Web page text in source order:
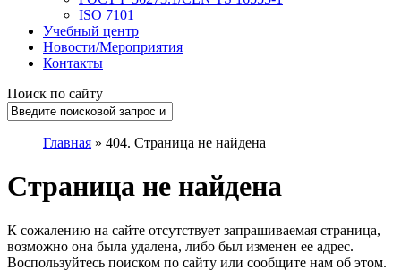
ISO 7101
Учебный центр
Новости/Мероприятия
Контакты
Поиск по сайту
Главная » 404. Страница не найдена
Страница не найдена
К сожалению на сайте отсутствует запрашиваемая страница,
возможно она была удалена, либо был изменен ее адрес.
Воспользуйтесь поиском по сайту или сообщите нам об этом.